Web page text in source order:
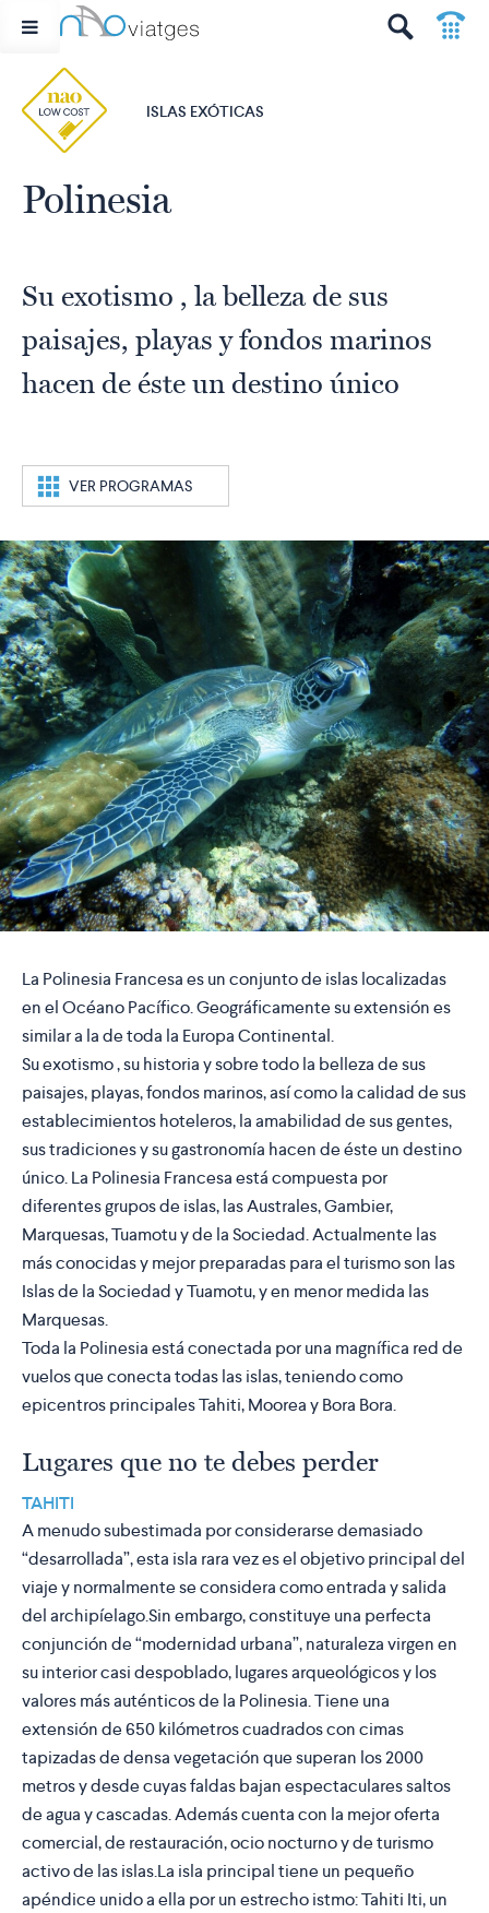
ISLAS EXÓTICAS
Polinesia
Su exotismo , la belleza de sus
paisajes, playas y fondos marinos
hacen de éste un destino único
c VER PROGRAMAS
La Polinesia Francesa es un conjunto de islas localizadas
en el Océano Pacífico. Geográficamente su extensión es
similar a la de toda la Europa Continental.
Su exotismo , su historia y sobre todo la belleza de sus
paisajes, playas, fondos marinos, así como la calidad de sus
establecimientos hoteleros, la amabilidad de sus gentes,
sus tradiciones y su gastronomía hacen de éste un destino
único. La Polinesia Francesa está compuesta por
diferentes grupos de islas,las Australes, Gambier,
Marquesas, Tuamotu y de la Sociedad.Actualmente las
más conocidas y mejor preparadas para el turismo son las
Islas de la Sociedad y Tuamotu, y en menor medida las
Marquesas.
Toda la Polinesia está conectada por una magnífica red de
vuelos que conecta todas las islas, teniendo como
epicentros principalesTahiti, Moorea y Bora Bora.
Lugares que no te debes perder
TAHITI
A menudo subestimada por considerarse demasiado
“desarrollada”, esta isla rara vez es el objetivo principal del
viaje y normalmente se considera como entrada y salida
del archipíelago.Sin embargo, constituye una perfecta
conjunción de “modernidad urbana”, naturaleza virgen en
su interior casi despoblado, lugares arqueológicos y los
valores más auténticos de la Polinesia. Tiene una
extensión de 650 kilómetros cuadrados con cimas
tapizadas de densa vegetación que superan los 2000
metros y desde cuyas faldas bajan espectaculares saltos
de agua y cascadas. Además cuenta con la mejor oferta
comercial, de restauración, ocio nocturno y de turismo
activo de las islas.La isla principal tiene un pequeño
apéndice unido a ella por un estrecho istmo: Tahiti Iti, un
t
p